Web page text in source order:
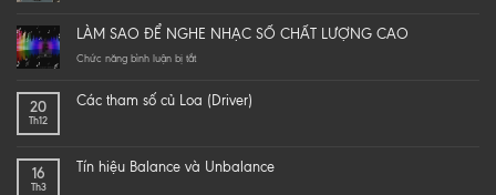
yourself
a
speaker
loa
LÀM SAO ĐỂ NGHE NHẠC SỐ CHẤT LƯỢNG CAO
Chức năng bình luận bị tắtở
ĐỂ
CHẤT
20
Th12
Các tham số củ Loa (Driver)
16
Th3
Tín hiệu Balance và Unbalance